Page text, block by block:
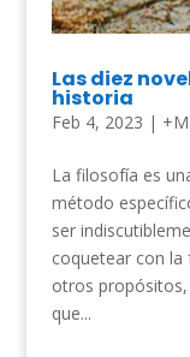
Las diez
historia
Feb 4, 2023 |
La filosofía es
método
ser
coquetear con la
otros
que...